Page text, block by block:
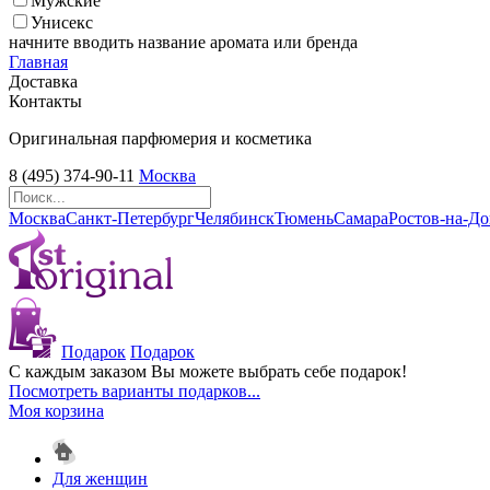
Унисекс
начните вводить название аромата или бренда
Главная
Доставка
Контакты
Оригинальная парфюмерия и косметика
8 (495) 374-90-11 Москва
МоскваСанкт-ПетербургЧелябинскТюменьСамараРостов-на-
Подарок Подарок
С каждым заказом Вы можете выбрать себе подарок!
Посмотреть варианты подарков...
Моя корзина
Для женщин